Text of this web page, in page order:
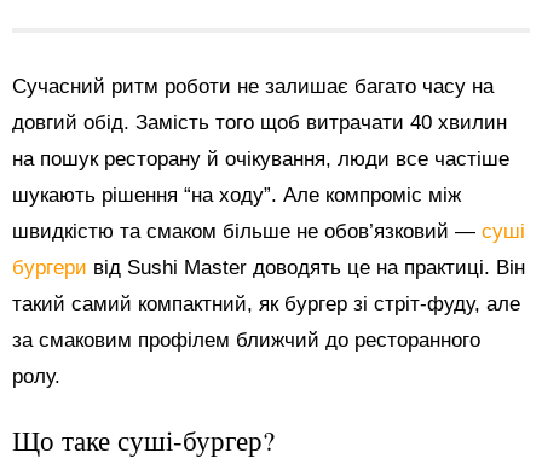
Сучасний ритм роботи не залишає багато часу на
довгий обід. Замість того щоб витрачати 40 хвилин
на пошук ресторану й очікування, люди все частіше
шукають рішення “на ходу”. Але компроміс між
швидкістю та смаком більше не обов’язковий — суші
бургери від Sushi Master доводять це на практиці. Він
такий самий компактний, як бургер зі стріт-фуду, але
за смаковим профілем ближчий до ресторанного
ролу.
Що таке суші-бургер?